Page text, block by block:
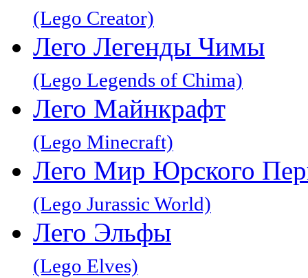
(Lego Creator)
Лего Легенды Чимы
(Lego Legends of Chima)
Лего Майнкрафт
(Lego Minecraft)
Лего Мир Юрского
(Lego Jurassic World)
Лего Эльфы
(Lego Elves)